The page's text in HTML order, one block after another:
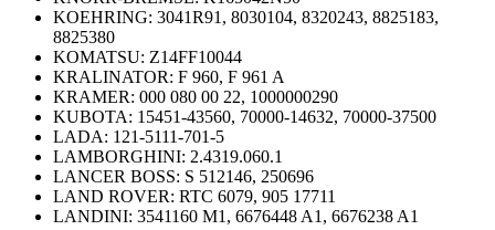
KOEHRING: 3041R91, 8030104, 8320243, 8825183,
8825380
KOMATSU: Z14FF10044
KRALINATOR: F 960, F 961 A
KRAMER: 000 080 00 22, 1000000290
KUBOTA: 15451-43560, 70000-14632, 70000-37500
LADA: 121-5111-701-5
LAMBORGHINI: 2.4319.060.1
LANCER BOSS: S 512146, 250696
LAND ROVER: RTC 6079, 905 17711
LANDINI: 3541160 M1, 6676448 A1, 6676238 A1